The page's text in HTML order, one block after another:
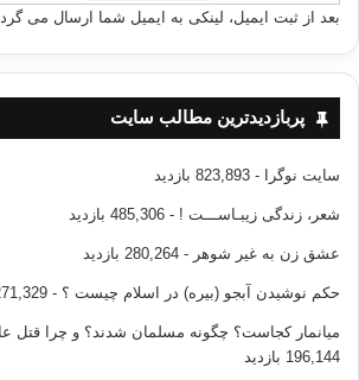
بعد از ثبت ایمیل، لینکی به ایمیل شما ارسال می گردد
پربازدیدترین مطالب سایت
سایت نوگرا - 823,893 بازدید
شعر، زندگی زیبـاســـت ! - 485,306 بازدید
عشق زن به غیر شوهر - 280,264 بازدید
حکم نوشیدن آبجو (بیره) در اسلام چیست ؟ - 271,329 بازدید
میانمار کجاست؟ چگونه مسلمان شدند؟ و چرا قتل
196,144 بازدید